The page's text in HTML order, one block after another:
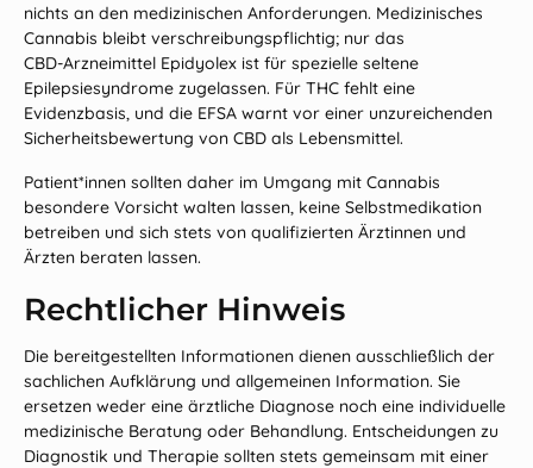
nichts an den medizinischen Anforderungen. Medizinisches
Cannabis bleibt verschreibungspflichtig; nur das
CBD‑Arzneimittel Epidyolex ist für spezielle seltene
Epilepsiesyndrome zugelassen. Für THC fehlt eine
Evidenzbasis, und die EFSA warnt vor einer unzureichenden
Sicherheitsbewertung von CBD als Lebensmittel.
Patient*innen sollten daher im Umgang mit Cannabis
besondere Vorsicht walten lassen, keine Selbstmedikation
betreiben und sich stets von qualifizierten Ärztinnen und
Ärzten beraten lassen.
Rechtlicher Hinweis
Die bereitgestellten Informationen dienen ausschließlich der
sachlichen Aufklärung und allgemeinen Information. Sie
ersetzen weder eine ärztliche Diagnose noch eine individuelle
medizinische Beratung oder Behandlung. Entscheidungen zu
Diagnostik und Therapie sollten stets gemeinsam mit einer